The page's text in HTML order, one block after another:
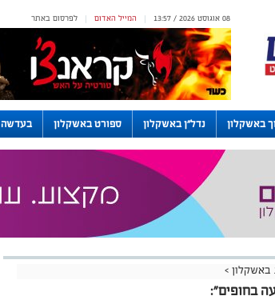
לפרסום באתר | המייל האדום | 08 אוגוסט 2026 / 13:57
באשקלון נדל"ן באשקלון ספורט באשקלון בעדשה
>
בחופים":